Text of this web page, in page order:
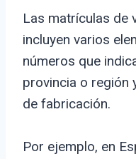
Las matrículas de
incluyen varios
números que
provincia o región
de fabricación.
Por ejemplo, en